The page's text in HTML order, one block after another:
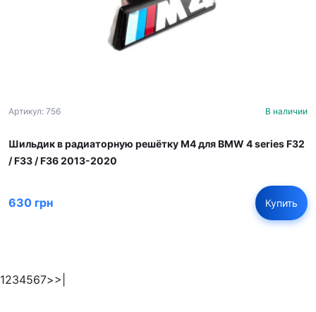
Артикул: 756 В наличии
Шильдик в радиаторную решётку М4 для BMW 4 series F32
/ F33 / F36 2013-2020
630 грн Купить
1234567>>|